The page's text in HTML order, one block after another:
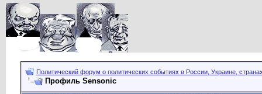
Политический форум о политических событиях в России, Украине,
Профиль Sensonic